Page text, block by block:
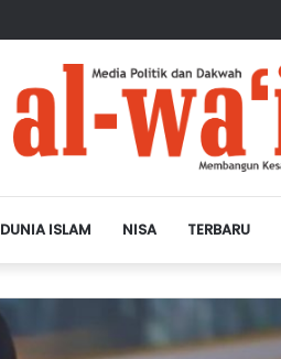
Islam
DUNIA ISLAM NISA TERBARU